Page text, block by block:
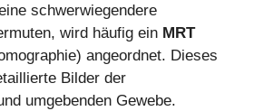
schwerwiegendere
wird häufig ein MRT
angeordnet. Dieses
Bilder der
umgebenden Gewebe.